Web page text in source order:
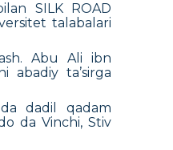
SILK ROAD
talabalari
Abu Ali ibn
ta’sirga
dadil qadam
da Vinchi, Stiv